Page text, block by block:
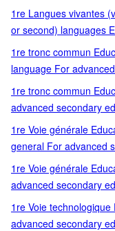
Mathématiques
1re Langues vivantes
or second) languages
education Scolaire
1re tronc commun
language For
Lycée parascolaire
1re tronc commun
advanced secondary
Général
1re Voie générale
general For advanced
et phil Scolaire lycée
1re Voie générale
advanced secondary
lycée général et tech
Multi niveaux Multi
1re Voie
advanced secondary